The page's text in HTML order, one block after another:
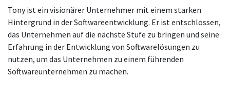
Tony ist ein visionärer Unternehmer mit einem starken
Hintergrund in der Softwareentwicklung. Er ist entschlossen,
das Unternehmen auf die nächste Stufe zu bringen und seine
Erfahrung in der Entwicklung von Softwarelösungen zu
nutzen, um das Unternehmen zu einem führenden
Softwareunternehmen zu machen.